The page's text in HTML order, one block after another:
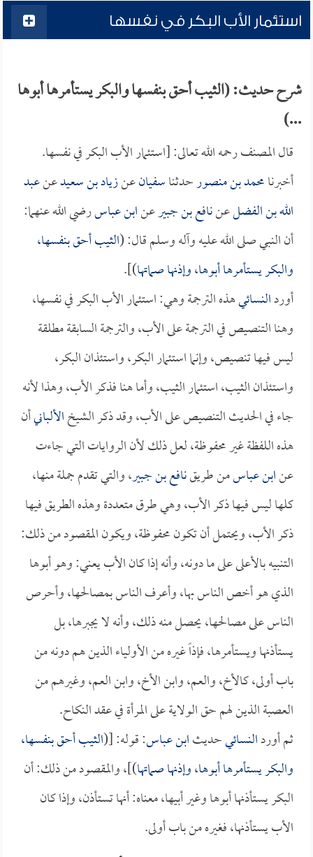
استئمار الأب البكر في نفسها
شرح حديث: (الثيب أحق بنفسها والبكر يستأمرها أبوها
...)
قال المصنف رحمه الله تعالى: [استئمار الأب البكر في نفسها.
أخبرنامحمد بن منصورحدثناسفيانعنزياد بن سعيدعنعبد
الله بن الفضلعننافع بن جبيرعنابن عباسرضي الله عنهما:
أن النبي صلى الله عليه وآله وسلم قال: (الثيب أحق بنفسها،
والبكر يستأمرها أبوها، وإذنها صماتها)].
أوردالنسائيهذه الترجمة وهي: استئمار الأب البكر في نفسها،
وهنا التنصيص في الترجمة على الأب، والترجمة السابقة مطلقة
ليس فيها تنصيص، وإنما استئمار البكر، واستئذان البكر،
واستئذان الثيب، استئمار الثيب، وأما هنا فذكر الأب، وهذا لأنه
جاء في الحديث التنصيص على الأب، وقد ذكر الشيخالألبانيأن
هذه اللفظة غير محفوظة، لعل ذلك لأن الروايات التي جاءت
عنابن عباسمن طريقنافع بن جبير، والتي تقدم جملة منها،
كلها ليس فيها ذكر الأب، وهي طرق متعددة وهذه الطريق فيها
ذكر الأب، ويحتمل أن تكون محفوظة، ويكون المقصود من ذلك:
التنبيه بالأعلى على ما دونه، وأنه إذا كان الأب يعني: وهو أبوها
الذي هو أخص الناس بها، وأعرف الناس بمصالحها، وأحرص
الناس على مصالحها، يحصل منه ذلك، وأنه لا يجبرها، بل
يستأذنها ويستأمرها، فإذاً غيره من الأولياء الذين هم دونه من
باب أولى، كالأخ، والعم، وابن الأخ، وابن العم، وغيرهم من
العصبة الذين لهم حق الولاية على المرأة في عقد النكاح.
ثم أوردالنسائيحديثابن عباس: قوله: [(الثيب أحق بنفسها،
والبكر يستأمرها أبوها، وإذنها صماتها)]، والمقصود من ذلك: أن
البكر يستأذنها أبوها وغير أبيها، معناه: أنها تستأذن، وإذا كان
الأب يستأذنها، فغيره من باب أولى.